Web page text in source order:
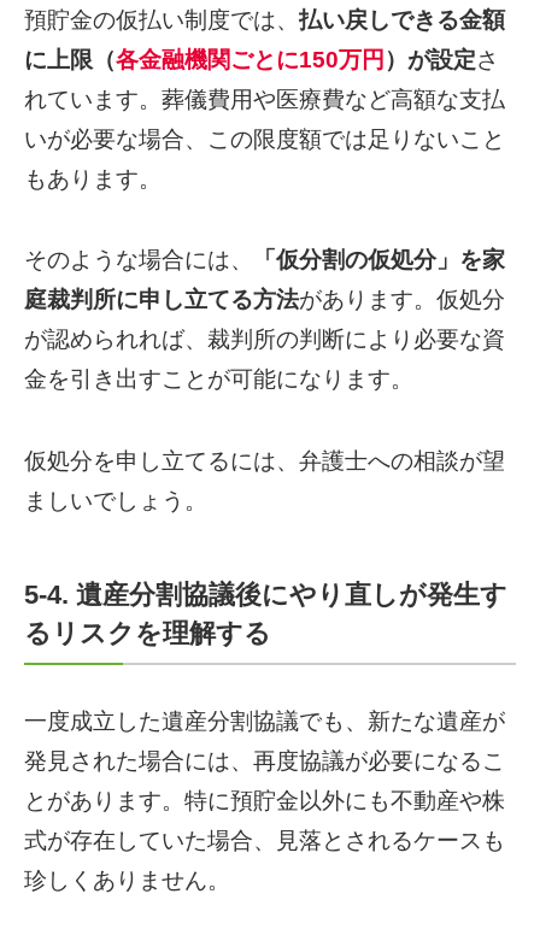
預貯金の仮払い制度では、払い戻しできる金額
に上限（各金融機関ごとに150万円 ）が設定さ
れています。葬儀費用や医療費など高額な支払
いが必要な場合、この限度額では足りないこと
もあります。
そのような場合には、
「仮分割の仮処分」を家
庭裁判所に申し立てる方法があります。仮処分
が認められれば、裁判所の判断により必要な資
金を引き出すことが可能になります。
仮処分を申し立てるには、弁護士への相談が望
ましいでしょう。
5-4. 遺産分割協議後にやり直しが発生す
るリスクを理解する
一度成立した遺産分割協議でも、新たな遺産が
発見された場合には、再度協議が必要になるこ
とがあります。特に預貯金以外にも不動産や株
式が存在していた場合、見落とされるケースも
珍しくありません。